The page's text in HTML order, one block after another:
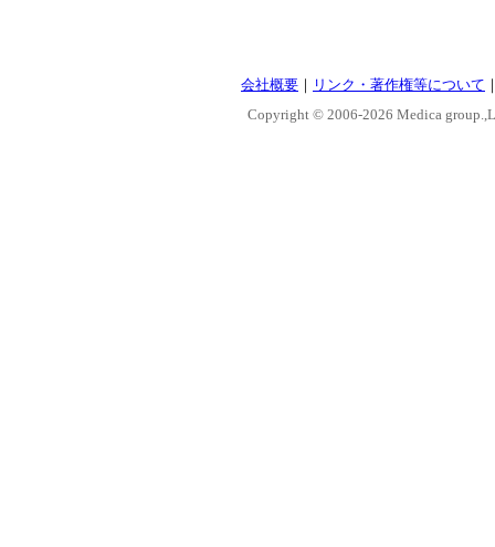
会社概要 ｜ リンク・著作権等について
Copyright © 2006-2026 Medica